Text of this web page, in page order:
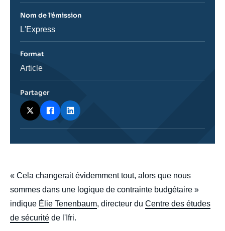
body
« Cela changerait évidemment tout, alors que nous
sommes dans une logique de contrainte budgétaire »
indique Élie Tenenbaum, directeur du Centre des études
de sécurité de l'Ifri.
Nom de l'émission
Nom
L'Express
Format
Catégorie
Article
Partager